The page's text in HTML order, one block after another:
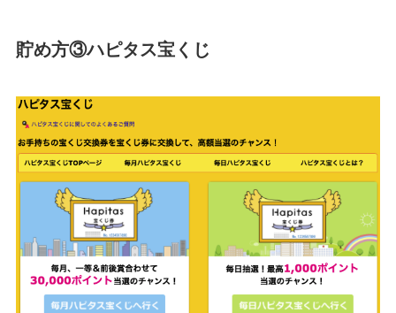
貯め方③ハピタス宝くじ